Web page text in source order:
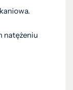
natężeniu